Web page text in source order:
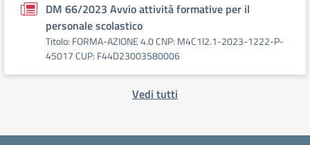
DM 66/2023 Avvio attività formative per il
personale scolastico
Titolo: FORMA-AZIONE 4.0 CNP: M4C1I2.1-2023-1222-P-
45017 CUP: F44D23003580006
Vedi tutti